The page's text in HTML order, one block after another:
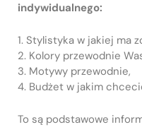
indywidualnego:
1. Stylistyka w jakiej ma
2. Kolory przewodnie
3. Motywy przewodnie,
4. Budżet w jakim
To są podstawowe